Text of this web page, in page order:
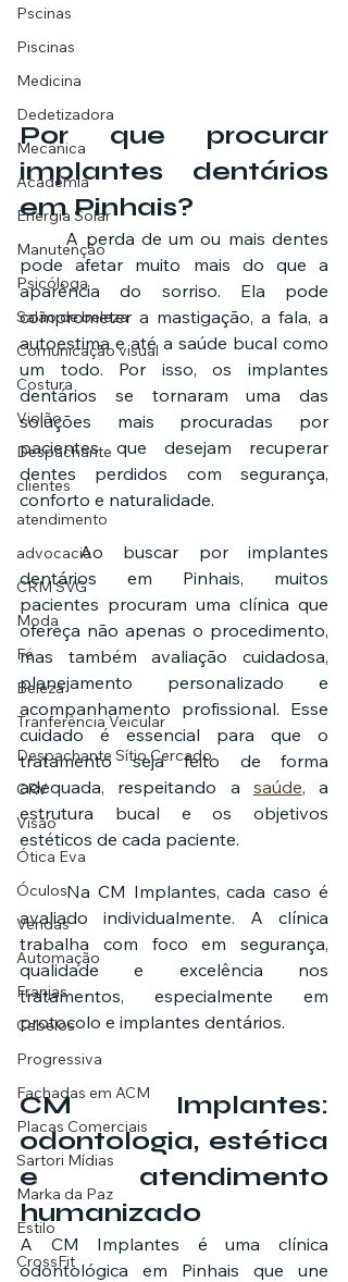
Pscinas
Piscinas
Medicina
Dedetizadora
Mecânica
Academia
Energia Solar
Manutenção
Psicóloga
Salão de beleza
Comunicação visual
Costura
Violão
Despachante
clientes
atendimento
advocacia
CRM SVG
Moda
Fé
Beleza
Tranferência Veicular
Despachante Sítio Cercado
CRV
Visão
Ótica Eva
Óculos
Vendas
Automação
Franjas
Cabelos
Progressiva
Fachadas em ACM
Placas Comerciais
Sartori Mídias
Marka da Paz
Estilo
CrossFit
Por que procurar
implantes dentários
em Pinhais?
	A perda de um ou mais dentes
pode afetar muito mais do que a
aparência do sorriso. Ela pode
comprometer a mastigação, a fala, a
autoestima e até a saúde bucal como
um todo. Por isso, os implantes
dentários se tornaram uma das
soluções mais procuradas por
pacientes que desejam recuperar
dentes perdidos com segurança,
conforto e naturalidade.
	Ao buscar por implantes
dentários em Pinhais, muitos
pacientes procuram uma clínica que
ofereça não apenas o procedimento,
mas também avaliação cuidadosa,
planejamento personalizado e
acompanhamento profissional. Esse
cuidado é essencial para que o
tratamento seja feito de forma
adequada, respeitando a saúde, a
estrutura bucal e os objetivos
estéticos de cada paciente.
	Na CM Implantes, cada caso é
avaliado individualmente. A clínica
trabalha com foco em segurança,
qualidade e excelência nos
tratamentos, especialmente em
protocolo e implantes dentários.
CM Implantes:
odontologia, estética
e atendimento
humanizado
A CM Implantes é uma clínica
odontológica em Pinhais que une